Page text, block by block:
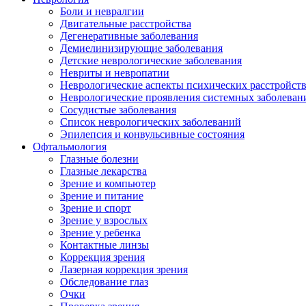
Боли и невралгии
Двигательные расстройства
Дегенеративные заболевания
Демиелинизирующие заболевания
Детские неврологические заболевания
Невриты и невропатии
Неврологические аспекты психических расстройств
Неврологические проявления системных
Сосудистые заболевания
Список неврологических заболеваний
Эпилепсия и конвульсивные состояния
Офтальмология
Глазные болезни
Глазные лекарства
Зрение и компьютер
Зрение и питание
Зрение и спорт
Зрение у взрослых
Зрение у ребенка
Контактные линзы
Коррекция зрения
Лазерная коррекция зрения
Обследование глаз
Очки